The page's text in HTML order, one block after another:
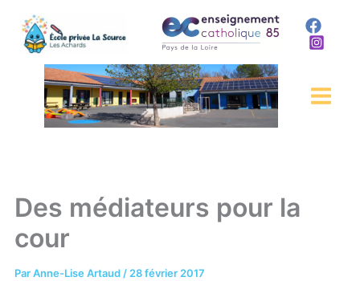
contenu
Des médiateurs pour la
cour
ParAnne-Lise Artaud / 28 février 2017